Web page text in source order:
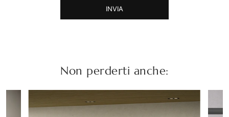
INVIA
Non perderti anche: